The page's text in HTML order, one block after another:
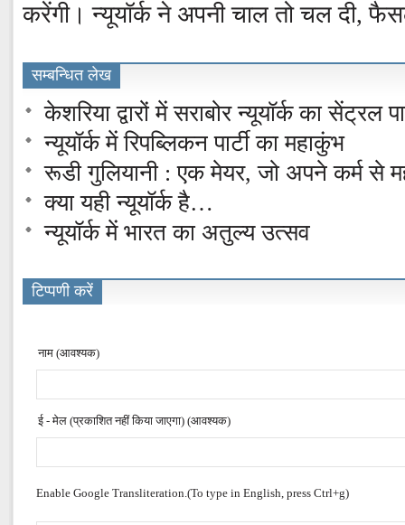
करेंगी। न्यूयॉर्क ने अपनी चाल तो चल दी,
सम्बन्धित लेख
केशरिया द्वारों में सराबोर न्यूयॉर्क का सेंट्रल
न्यूयॉर्क में रिपब्लिकन पार्टी का महाकुंभ
रूडी गुलियानी : एक मेयर, जो अपने कर्म से
क्या यही न्यूयॉर्क है…
न्यूयॉर्क में भारत का अतुल्य उत्सव
टिप्पणी करें
नाम (आवश्यक)
ई - मेल (प्रकाशित नहीं किया जाएगा) (आवश्यक)
Enable Google Transliteration.(To type in English, press Ctrl+g)